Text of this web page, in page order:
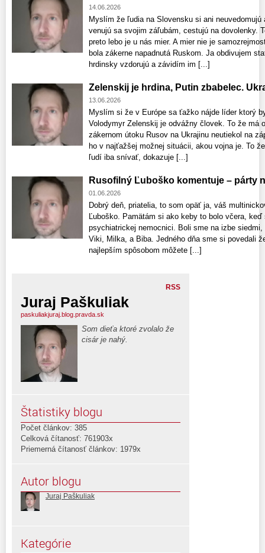
14.06.2026
Myslím že ľudia na Slovensku si ani neuvedomujú
venujú sa svojim záľubám, cestujú na dovolenky.
preto lebo je u nás mier. A mier nie je
bola zákerne napadnutá Ruskom. Ja obdivujem
hrdinsky vzdorujú a závidím im [...]
Zelenskij je hrdina, Putin zbabelec.
13.06.2026
Myslím si že v Európe sa ťažko nájde líder ktorý
Volodymyr Zelenskij je odvážny človek. To že má
zákernom útoku Rusov na Ukrajinu neutiekol na
ho v najťažšej možnej situácii, akou vojna je. To
ľudí iba snívať, dokazuje [...]
Rusofilný Ľuboško komentuje – párty
01.06.2026
Dobrý deň, priatelia, to som opäť ja, váš
Ľuboško. Pamätám si ako keby to bolo včera,
psychiatrickej nemocnici. Boli sme na izbe
Viki, Milka, a Biba. Jedného dňa sme si povedali
najlepším spôsobom môžete [...]
RSS
Juraj Paškuliak
paskuliakjuraj.blog.pravda.sk
Som dieťa ktoré zvolalo že
cisár je nahý.
Štatistiky blogu
Počet článkov: 385
Celková čítanosť: 761903x
Priemerná čítanosť článkov: 1979x
Autor blogu
Juraj Paškuliak
Kategórie